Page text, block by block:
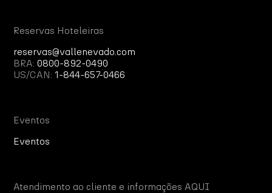
Reservas Hoteleiras
reservas@vallenevado.com
BRA:0800-892-0490
US/CAN:1-844-657-0466
Eventos
Eventos
Atendimento ao cliente e informações AQUI